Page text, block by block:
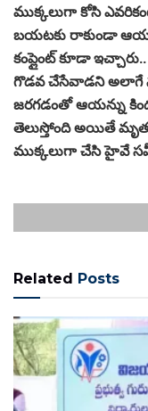
ముక్కలుగా కోసి
బయటకు రాకుండా
కంప్లైంట్ కూడా
గొడవ చేసేవాడని అలాగే
జరగడంతో ఆయన్ను
తెలుస్తోంది అయితే
ముక్కలుగా చేసి హైవే
Related Posts